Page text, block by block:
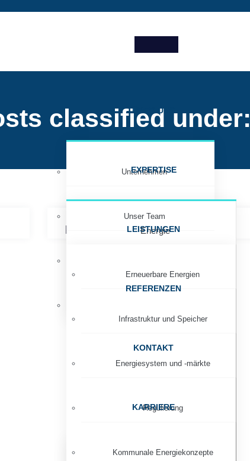
ÜBER UNS
Unternehmen
Unser Team
EXPERTISE
Energie
Erneuerbare Energien
Infrastruktur und Speicher
Energiesystem und -märkte
Regulierung
Kommunale Energiekonzepte
LEISTUNGEN
REFERENZEN
KONTAKT
KARRIERE
classified under:
Intelligente Sektorenkopplung